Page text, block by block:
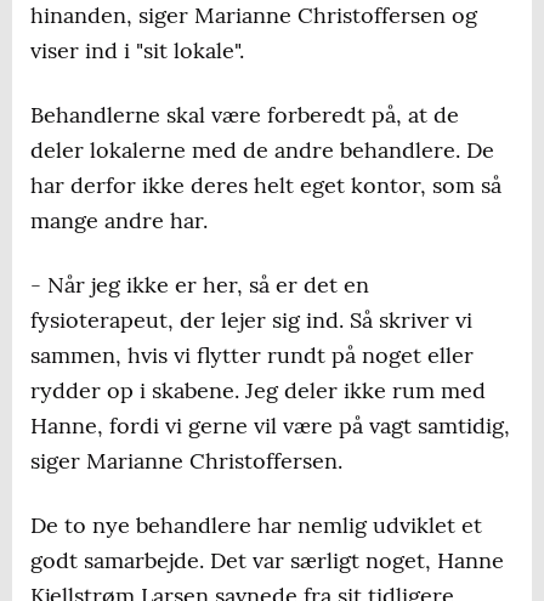
hinanden, siger Marianne Christoffersen og
viser ind i "sit lokale".
Behandlerne skal være forberedt på, at de
deler lokalerne med de andre behandlere. De
har derfor ikke deres helt eget kontor, som så
mange andre har.
- Når jeg ikke er her, så er det en
fysioterapeut, der lejer sig ind. Så skriver vi
sammen, hvis vi flytter rundt på noget eller
rydder op i skabene. Jeg deler ikke rum med
Hanne, fordi vi gerne vil være på vagt samtidig,
siger Marianne Christoffersen.
De to nye behandlere har nemlig udviklet et
godt samarbejde. Det var særligt noget, Hanne